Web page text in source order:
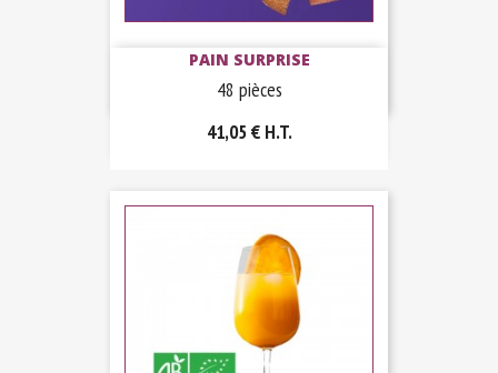
PAIN SURPRISE
48 pièces
41,05 € H.T.